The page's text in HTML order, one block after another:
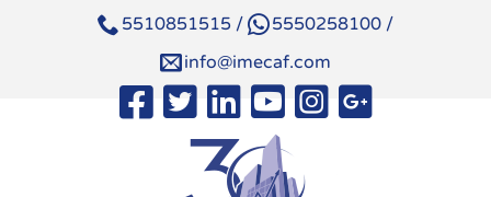
5510851515 / 5550258100 /
info@imecaf.com